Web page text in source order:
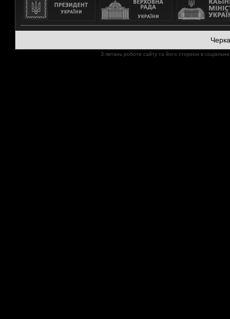
З питань роботи сайту та його сторінок в